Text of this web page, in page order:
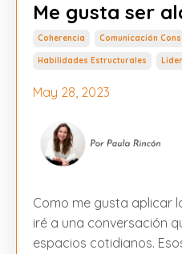
Me gusta ser
Coherencia Comunicación
Habilidades Estructurales
May 28, 2023
Como me gusta aplicar
iré a una conversación
espacios cotidianos.